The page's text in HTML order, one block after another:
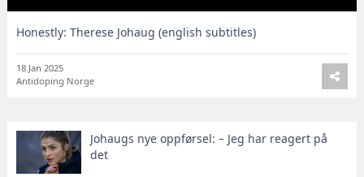
Honestly: Therese Johaug (english subtitles)
18 Jan 2025
Antidoping Norge
Johaugs nye oppførsel: – Jeg har reagert på
det